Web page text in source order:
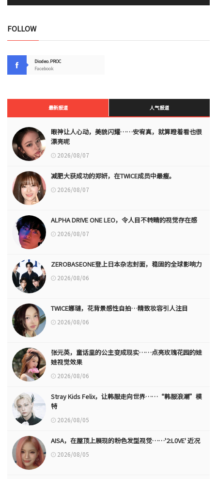
FOLLOW
Diodeo.PROC
Facebook
最新报道 人气报道
眼神让人心动，美貌闪耀……安宥真，就算瞪着看也很
漂亮呢
2026/08/07
减肥大获成功的郑妍，在TWICE成员中最瘦。
2026/08/07
ALPHA DRIVE ONE LEO，令人目不转睛的视觉存在感
2026/08/07
ZEROBASEONE登上日本杂志封面，稳固的全球影响力
2026/08/06
TWICE娜璉，花背景感性自拍…精致妆容引人注目
2026/08/06
张元英，童话里的公主变成现实……点亮玫瑰花园的娃
娃视觉效果
2026/08/06
Stray Kids Felix，让韩服走向世界……“韩服浪潮”模
特
2026/08/05
AISA，在屋顶上展现的粉色发型视觉……'2:L0VE' 近况
2026/08/05